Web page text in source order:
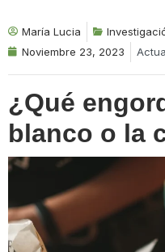
María Lucia
Noviembre 23, 2023
¿Qué
blanco o la